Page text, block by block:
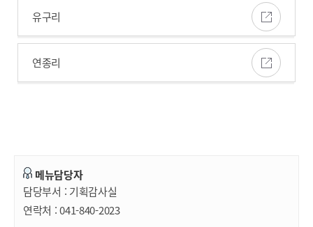
유구리
연종리
메뉴담당자
담당부서 : 기획감사실
연락처 :041-840-2023